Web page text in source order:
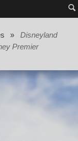
»
Disneyland
Premier